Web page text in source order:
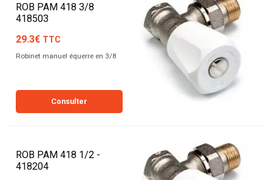
ROB PAM 418 3/8
418503
29.3€ TTC
Robinet manuel équerre en 3/8
Consulter
ROB PAM 418 1/2 -
418204